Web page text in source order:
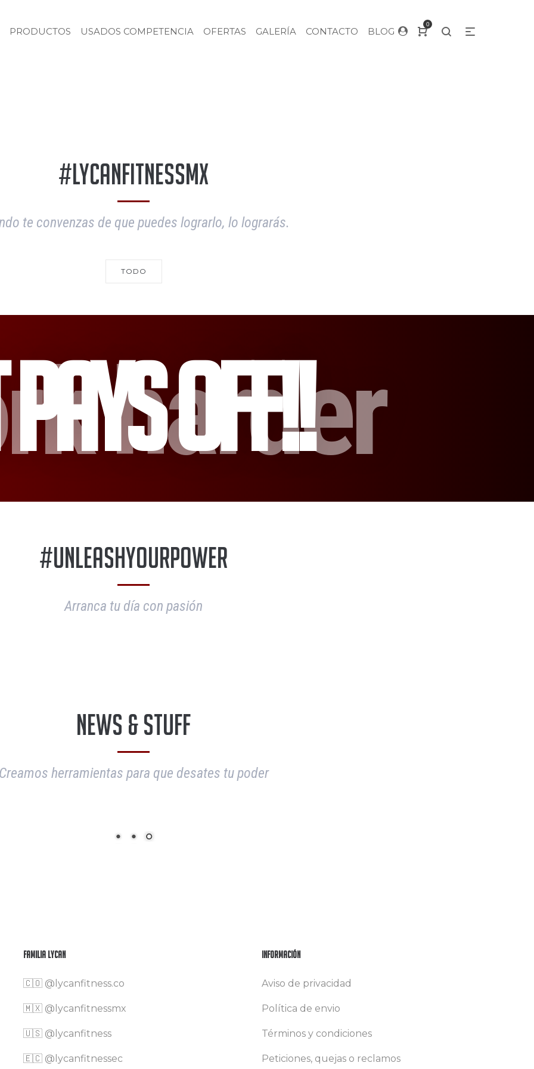
0
PRODUCTOS USADOS COMPETENCIA OFERTAS GALERÍA CONTACTO BLOG
#LycanFitnessMX
te convenzas de que puedes lograrlo, lo lograrás.
TODO
harder
Off!!
#UnleashYourPower
Arranca tu día con pasión
News & Stuff
herramientas para que desates tu poder
Familia Lycan
🇨🇴 @lycanfitness.co
🇲🇽 @lycanfitnessmx
🇺🇸 @lycanfitness
🇪🇨 @lycanfitnessec
Información
Aviso de privacidad
Política de envio
Términos y condiciones
Peticiones, quejas o reclamos